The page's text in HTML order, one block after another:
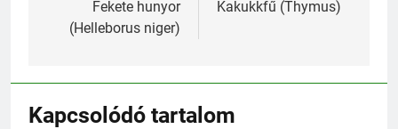
navigáció
Fekete hunyor
(Helleborus niger)
Kakukkfű (Thymus)
Kapcsolódó tartalom